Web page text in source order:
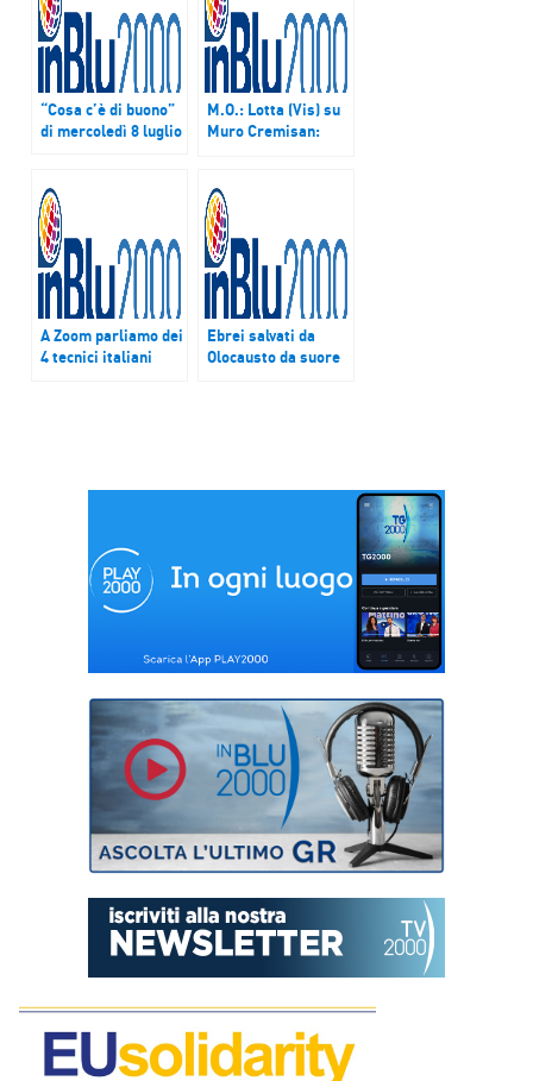
“Cosa c’è di buono”
di mercoledì 8 luglio
M.O.: Lotta (Vis) su
Muro Cremisan:
vendette”
A Zoom parliamo dei
4 tecnici italiani
Ebrei salvati da
Olocausto da suore